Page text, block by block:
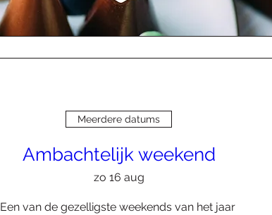
Meerdere datums
Ambachtelijk weekend
zo 16 aug
Een van de gezelligste weekends van het jaar